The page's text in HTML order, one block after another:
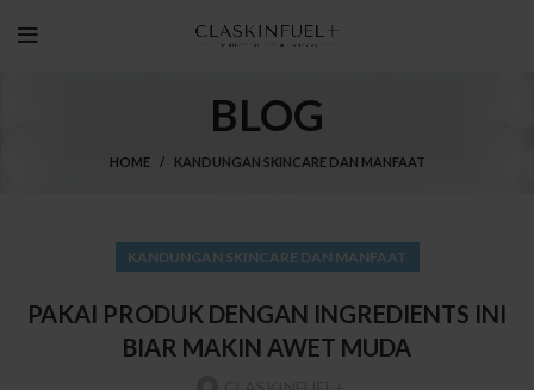
BLOG
HOME KANDUNGAN SKINCARE DAN MANFAAT
KANDUNGAN SKINCARE DAN MANFAAT
PAKAI PRODUK DENGAN INGREDIENTS INI
BIAR MAKIN AWET MUDA